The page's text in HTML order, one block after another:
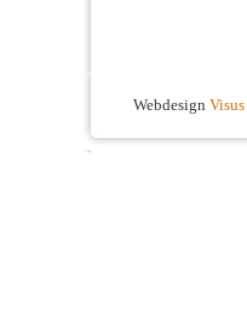
Webdesign Visus